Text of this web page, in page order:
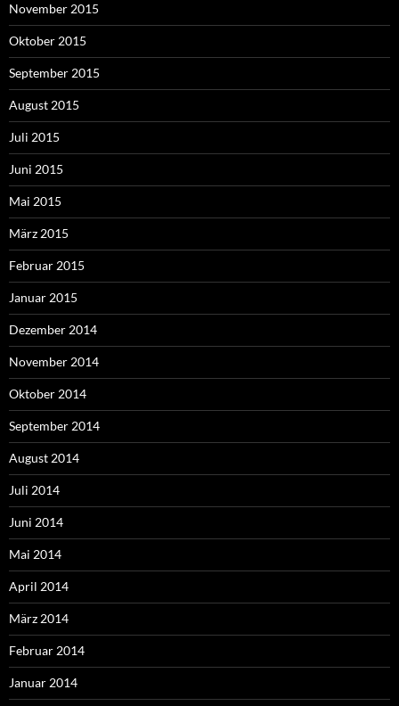
November 2015
Oktober 2015
September 2015
August 2015
Juli 2015
Juni 2015
Mai 2015
März 2015
Februar 2015
Januar 2015
Dezember 2014
November 2014
Oktober 2014
September 2014
August 2014
Juli 2014
Juni 2014
Mai 2014
April 2014
März 2014
Februar 2014
Januar 2014